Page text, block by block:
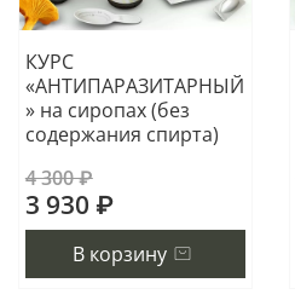
КУРС
«АНТИПАРАЗИТАРНЫЙ
» на сиропах (без
содержания спирта)
4 300 ₽
3 930 ₽
В корзину